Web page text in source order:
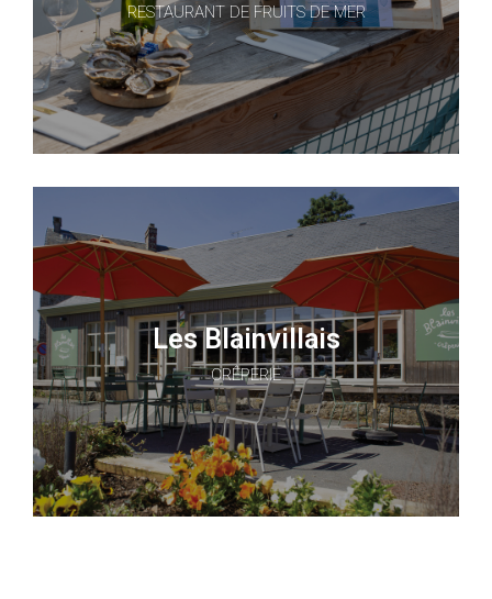
RESTAURANT DE FRUITS DE MER
Les Blainvillais
CRÊPERIE